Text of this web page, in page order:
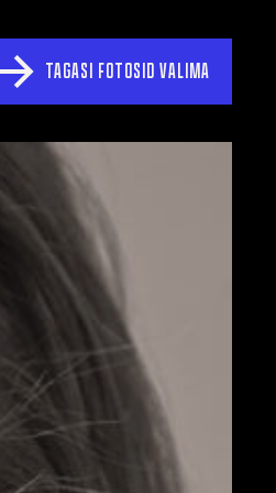
TAGASI FOTOSID VALIMA